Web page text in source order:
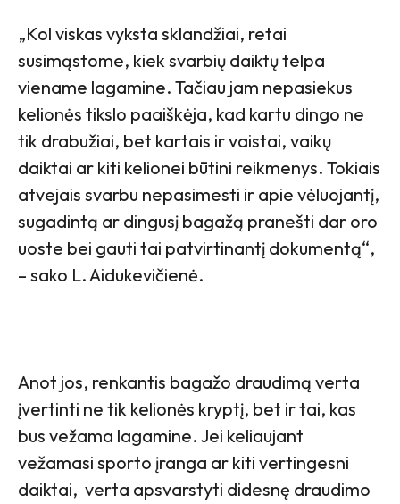
„Kol viskas vyksta sklandžiai, retai
susimąstome, kiek svarbių daiktų telpa
viename lagamine. Tačiau jam nepasiekus
kelionės tikslo paaiškėja, kad kartu dingo ne
tik drabužiai, bet kartais ir vaistai, vaikų
daiktai ar kiti kelionei būtini reikmenys. Tokiais
atvejais svarbu nepasimesti ir apie vėluojantį,
sugadintą ar dingusį bagažą pranešti dar oro
uoste bei gauti tai patvirtinantį dokumentą“,
– sako L. Aidukevičienė.
Anot jos, renkantis bagažo draudimą verta
įvertinti ne tik kelionės kryptį, bet ir tai, kas
bus vežama lagamine. Jei keliaujant
vežamasi sporto įranga ar kiti vertingesni
daiktai, verta apsvarstyti didesnę draudimo